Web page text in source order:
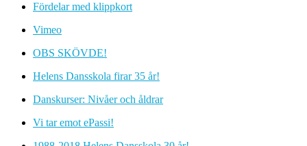
Fördelar med klippkort
Vimeo
OBS SKÖVDE!
Helens Dansskola firar 35 år!
Danskurser: Nivåer och åldrar
Vi tar emot ePassi!